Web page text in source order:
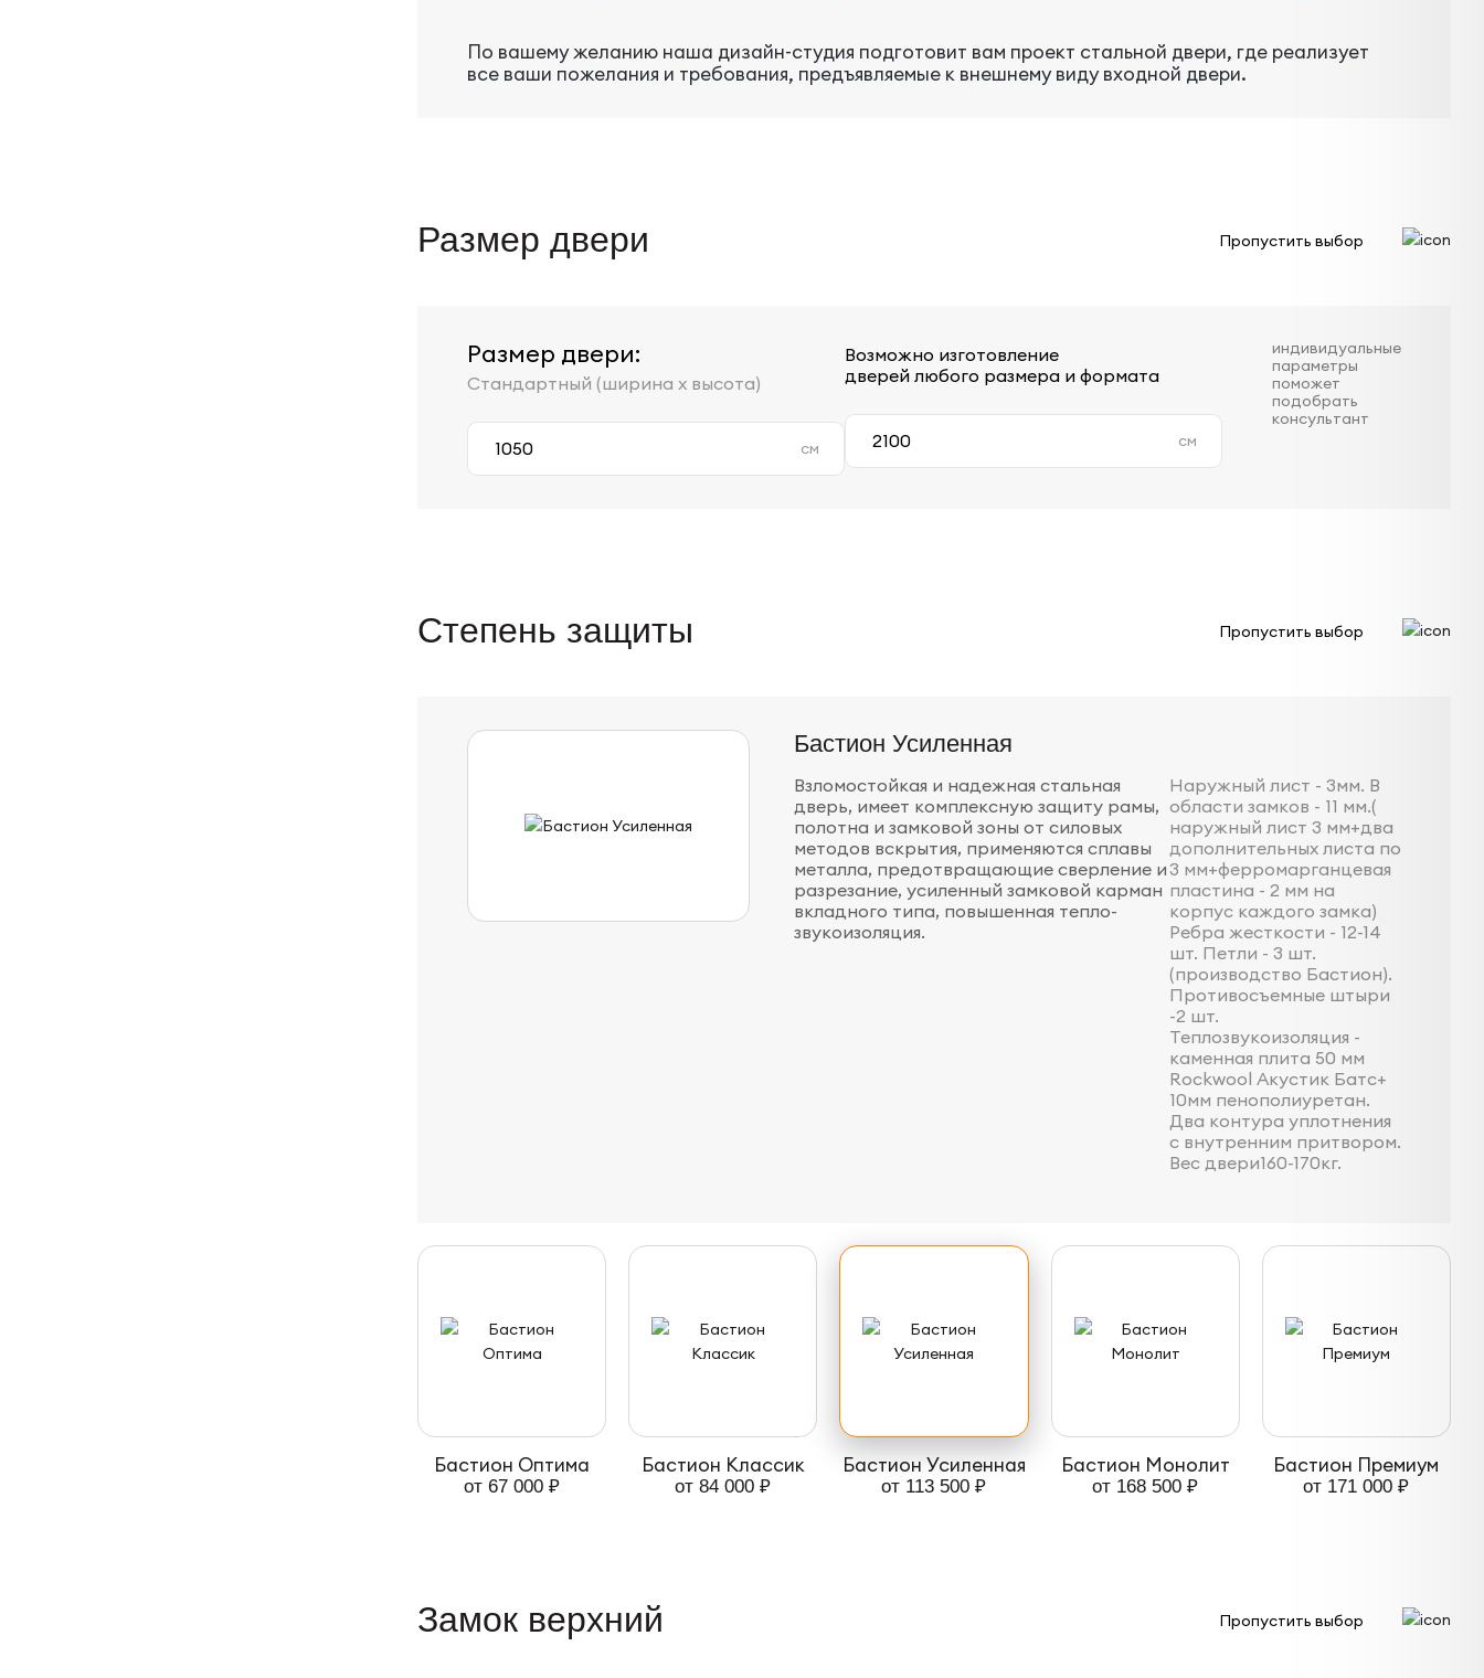
По вашему желанию наша дизайн-студия подготовит вам проект стальной двери, где реализует
все ваши пожелания и требования, предъявляемые к внешнему виду входной двери.
Размер двери Пропустить выбор
Размер двери:
Стандартный (ширина х высота)
см
Возможно изготовление
дверей любого размера и формата
см
индивидуальные
параметры
поможет
подобрать
консультант
Степень защиты Пропустить выбор
Бастион Усиленная
Взломостойкая и надежная стальная
дверь, имеет комплексную защиту рамы,
полотна и замковой зоны от силовых
методов вскрытия, применяются сплавы
металла, предотвращающие сверление и
разрезание, усиленный замковой карман
вкладного типа, повышенная тепло-
звукоизоляция.
Наружный лист - 3мм. В
области замков - 11 мм.(
наружный лист 3 мм+два
дополнительных листа по
3 мм+ферромарганцевая
пластина - 2 мм на
корпус каждого замка)
Ребра жесткости - 12-14
шт. Петли - 3 шт.
(производство Бастион).
Противосъемные штыри
-2 шт.
Теплозвукоизоляция -
каменная плита 50 мм
Rockwool Акустик Батс+
10мм пенополиуретан.
Два контура уплотнения
с внутренним притвором.
Вес двери160-170кг.
Бастион Оптима
от 67 000 ₽
Бастион Классик
от 84 000 ₽
Бастион Усиленная
от 113 500 ₽
Бастион Монолит
от 168 500 ₽
Бастион Премиум
от 171 000 ₽
Замок верхний Пропустить выбор